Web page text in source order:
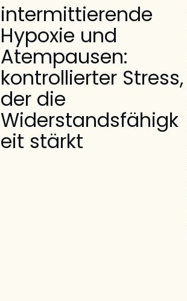
intermittierende
Hypoxie und
Atempausen:
kontrollierter Stress,
der die
Widerstandsfähigk
eit stärkt